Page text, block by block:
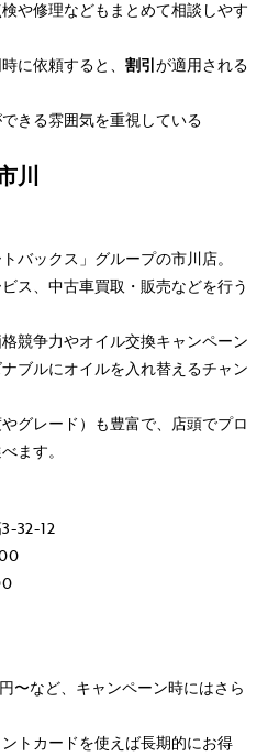
や修理などもまとめて相談しやす
に依頼すると、 割引が適用される
きる雰囲気を重視している
川
バックス」グループの市川店。
ス、中古車買取・販売などを行う
競争力やオイル交換キャンペーン
ブルにオイルを入れ替えるチャン
グレード）も豊富で、店頭でプロ
ます。
32-12
〜など、キャンペーン時にはさら
トカードを使えば長期的にお得